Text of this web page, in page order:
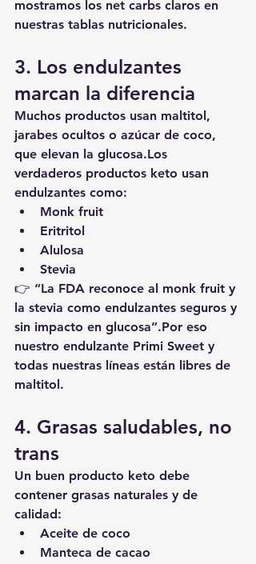
mostramos los net carbs claros en
nuestras tablas nutricionales.
3. Los endulzantes
marcan la diferencia
Muchos productos usan maltitol,
jarabes ocultos o azúcar de coco,
que elevan la glucosa.Los
verdaderos productos keto usan
endulzantes como:
Monk fruit
Eritritol
Alulosa
Stevia
👉 “La FDA reconoce al monk fruit y
la stevia como endulzantes seguros y
sin impacto en glucosa”.Por eso
nuestro endulzante Primi Sweet y
todas nuestras líneas están libres de
maltitol.
4. Grasas saludables, no
trans
Un buen producto keto debe
contener grasas naturales y de
calidad:
Aceite de coco
Manteca de cacao